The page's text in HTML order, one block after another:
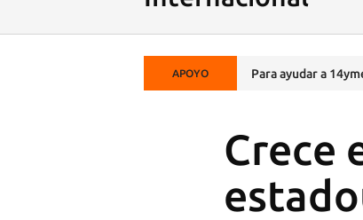
APOYO Para ayudar a
Crece